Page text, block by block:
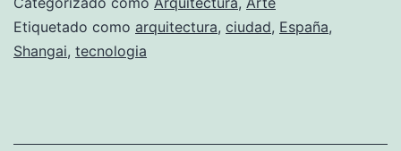
la
Etiquetado como arquitectura, ciudad, España,
Shangai, tecnologia